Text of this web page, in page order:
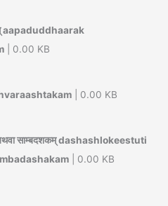
aapaduddhaarak
| 0.00 KB
| 0.00 KB
अथवा साम्बदशकम् dashashlokeestuti
| 0.00 KB